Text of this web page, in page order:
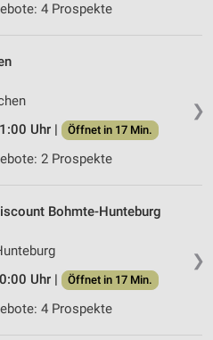
4 Prospekte
❯
Uhr |
Öffnet in 17 Min.
2 Prospekte
❯
Bohmte-Hunteburg
Uhr |
Öffnet in 17 Min.
4 Prospekte